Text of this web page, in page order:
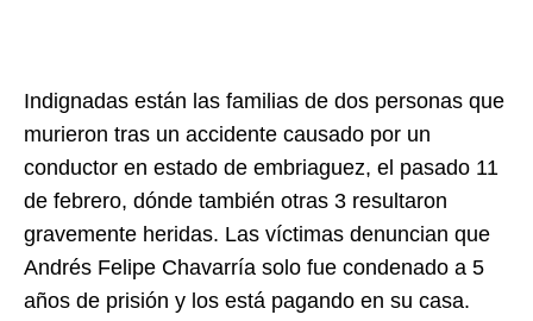
Indignadas están las familias de dos personas que
murieron tras un accidente causado por un
conductor en estado de embriaguez, el pasado 11
de febrero, dónde también otras 3 resultaron
gravemente heridas. Las víctimas denuncian que
Andrés Felipe Chavarría solo fue condenado a 5
años de prisión y los está pagando en su casa.